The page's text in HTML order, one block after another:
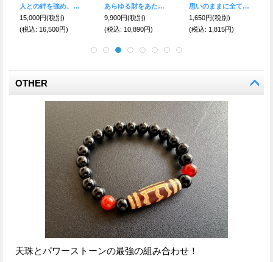
人との絆を強め、恋愛面の障害を克服する！二眼天珠＆ドラゴンアゲート ブレスレット
15,000円(税別)
(税込: 16,500円)
あらゆる財をあたえてくれる！財神天珠ブレスレット オニキス＆瑪瑙
9,900円(税別)
(税込: 10,890円)
思いのままに全ての願いを叶える！ 如意 三つの天珠めのうストラップ
1,650円(税別)
(税込: 1,815円)
OTHER
天珠とパワーストーンの最強の組み合わせ！